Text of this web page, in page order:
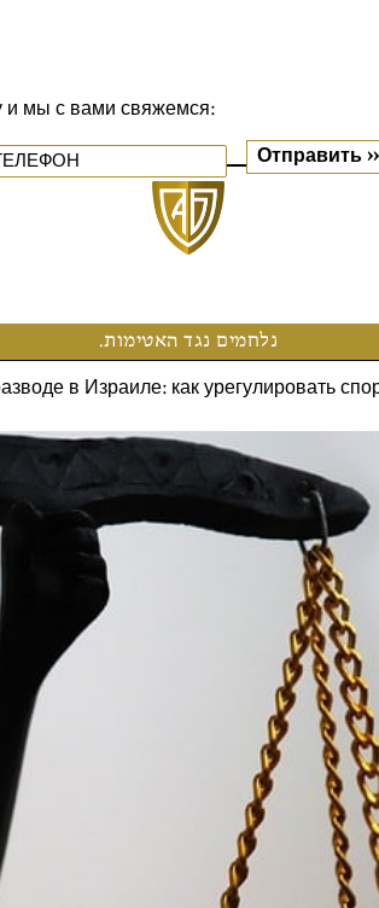
и мы с вами свяжемся:
נלחמים נגד האטימות.
в Израиле: как урегулировать